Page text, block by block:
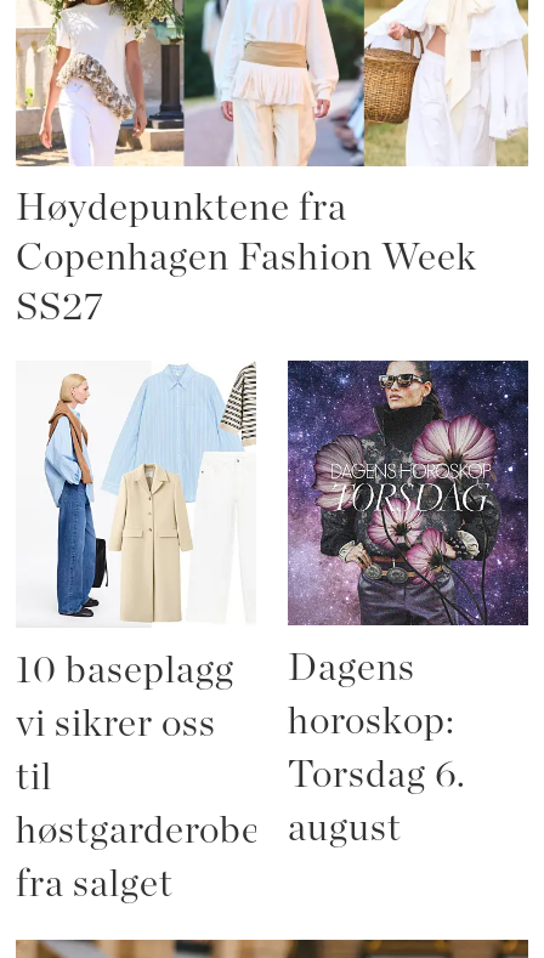
Høydepunktene fra
Copenhagen Fashion Week
SS27
10 baseplagg
vi sikrer oss
til
høstgarderoben
fra salget
Dagens
horoskop:
Torsdag 6.
august